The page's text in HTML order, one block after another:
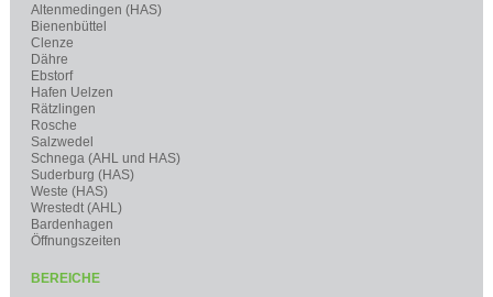
Altenmedingen (HAS)
Bienenbüttel
Clenze
Dähre
Ebstorf
Hafen Uelzen
Rätzlingen
Rosche
Salzwedel
Schnega (AHL und HAS)
Suderburg (HAS)
Weste (HAS)
Wrestedt (AHL)
Bardenhagen
Öffnungszeiten
BEREICHE